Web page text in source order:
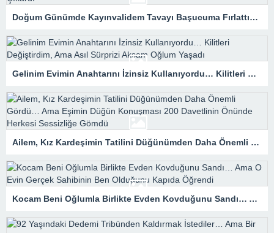
Doğum Günümde Kayınvalidem Tavayı Başucuma Fırlattı… Birkaç Saat Sonra Gelen Zarf Evliliğimin Bütün Gerçeğini Ortaya Çıkardı
Gelinim Evimin Anahtarını İzinsiz Kullanıyordu… Kilitleri Değiştirdim, Ama Asıl Sürprizi Akşam Oğlum Yaşadı
Ailem, Kız Kardeşimin Tatilini Düğünümden Daha Önemli Gördü… Ama Eşimin Düğün Konuşması 200 Davetlinin Önünde Herkesi Sessizliğe Gömdü
Kocam Beni Oğlumla Birlikte Evden Kovduğunu Sandı… Ama O Evin Gerçek Sahibinin Ben Olduğunu Kapıda Öğrendi